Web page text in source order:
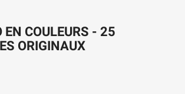
EN COULEURS - 25
ORIGINAUX